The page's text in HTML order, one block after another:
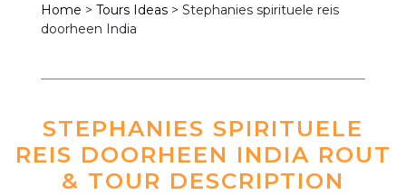
Home > Tours Ideas> Stephanies spirituele reis
doorheen India
STEPHANIES SPIRITUELE
REIS DOORHEEN INDIA ROUT
& TOUR DESCRIPTION